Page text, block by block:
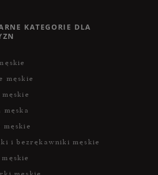
KATEGORIE DLA
męskie
męskie
męska
męskie
i bezrękawniki męskie